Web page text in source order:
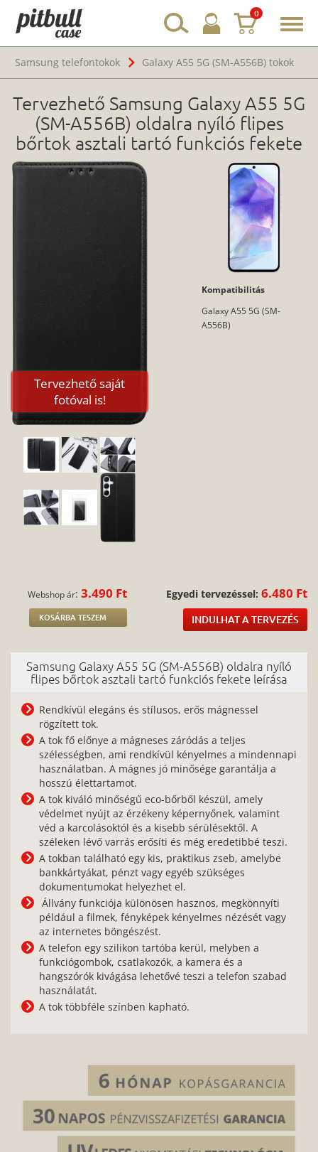
0
Samsung telefontokok
Galaxy A55 5G (SM-A556B) tokok
Tervezhető Samsung Galaxy A55 5G
(SM-A556B) oldalra nyíló flipes
bőrtok asztali tartó funkciós fekete
Tervezhető saját
fotóval is!
Kompatibilitás
Galaxy A55 5G (SM-
A556B)
Webshop ár:3.490 Ft
KOSÁRBA TESZEM
Egyedi tervezéssel: 6.480 Ft
INDULHAT A TERVEZÉS
Samsung Galaxy A55 5G (SM-A556B) oldalra nyíló
flipes bőrtok asztali tartó funkciós fekete leírása
Rendkívül elegáns és stílusos, erős mágnessel
rögzített tok.
A tok fő előnye a mágneses záródás a teljes
szélességben, ami rendkívül kényelmes a mindennapi
használatban. A mágnes jó minősége garantálja a
hosszú élettartamot.
A tok kiváló minőségű eco-bőrből készül, amely
védelmet nyújt az érzékeny képernyőnek, valamint
véd a karcolásoktól és a kisebb sérülésektől. A
széleken lévő varrás erősíti és még eredetibbé teszi.
A tokban található egy kis, praktikus zseb, amelybe
bankkártyákat, pénzt vagy egyéb szükséges
dokumentumokat helyezhet el.
Állvány funkciója különösen hasznos, megkönnyíti
például a filmek, fényképek kényelmes nézését vagy
az internetes böngészést.
A telefon egy szilikon tartóba kerül, melyben a
funkciógombok, csatlakozók, a kamera és a
hangszórók kivágása lehetővé teszi a telefon szabad
használatát.
A tok többféle színben kapható.